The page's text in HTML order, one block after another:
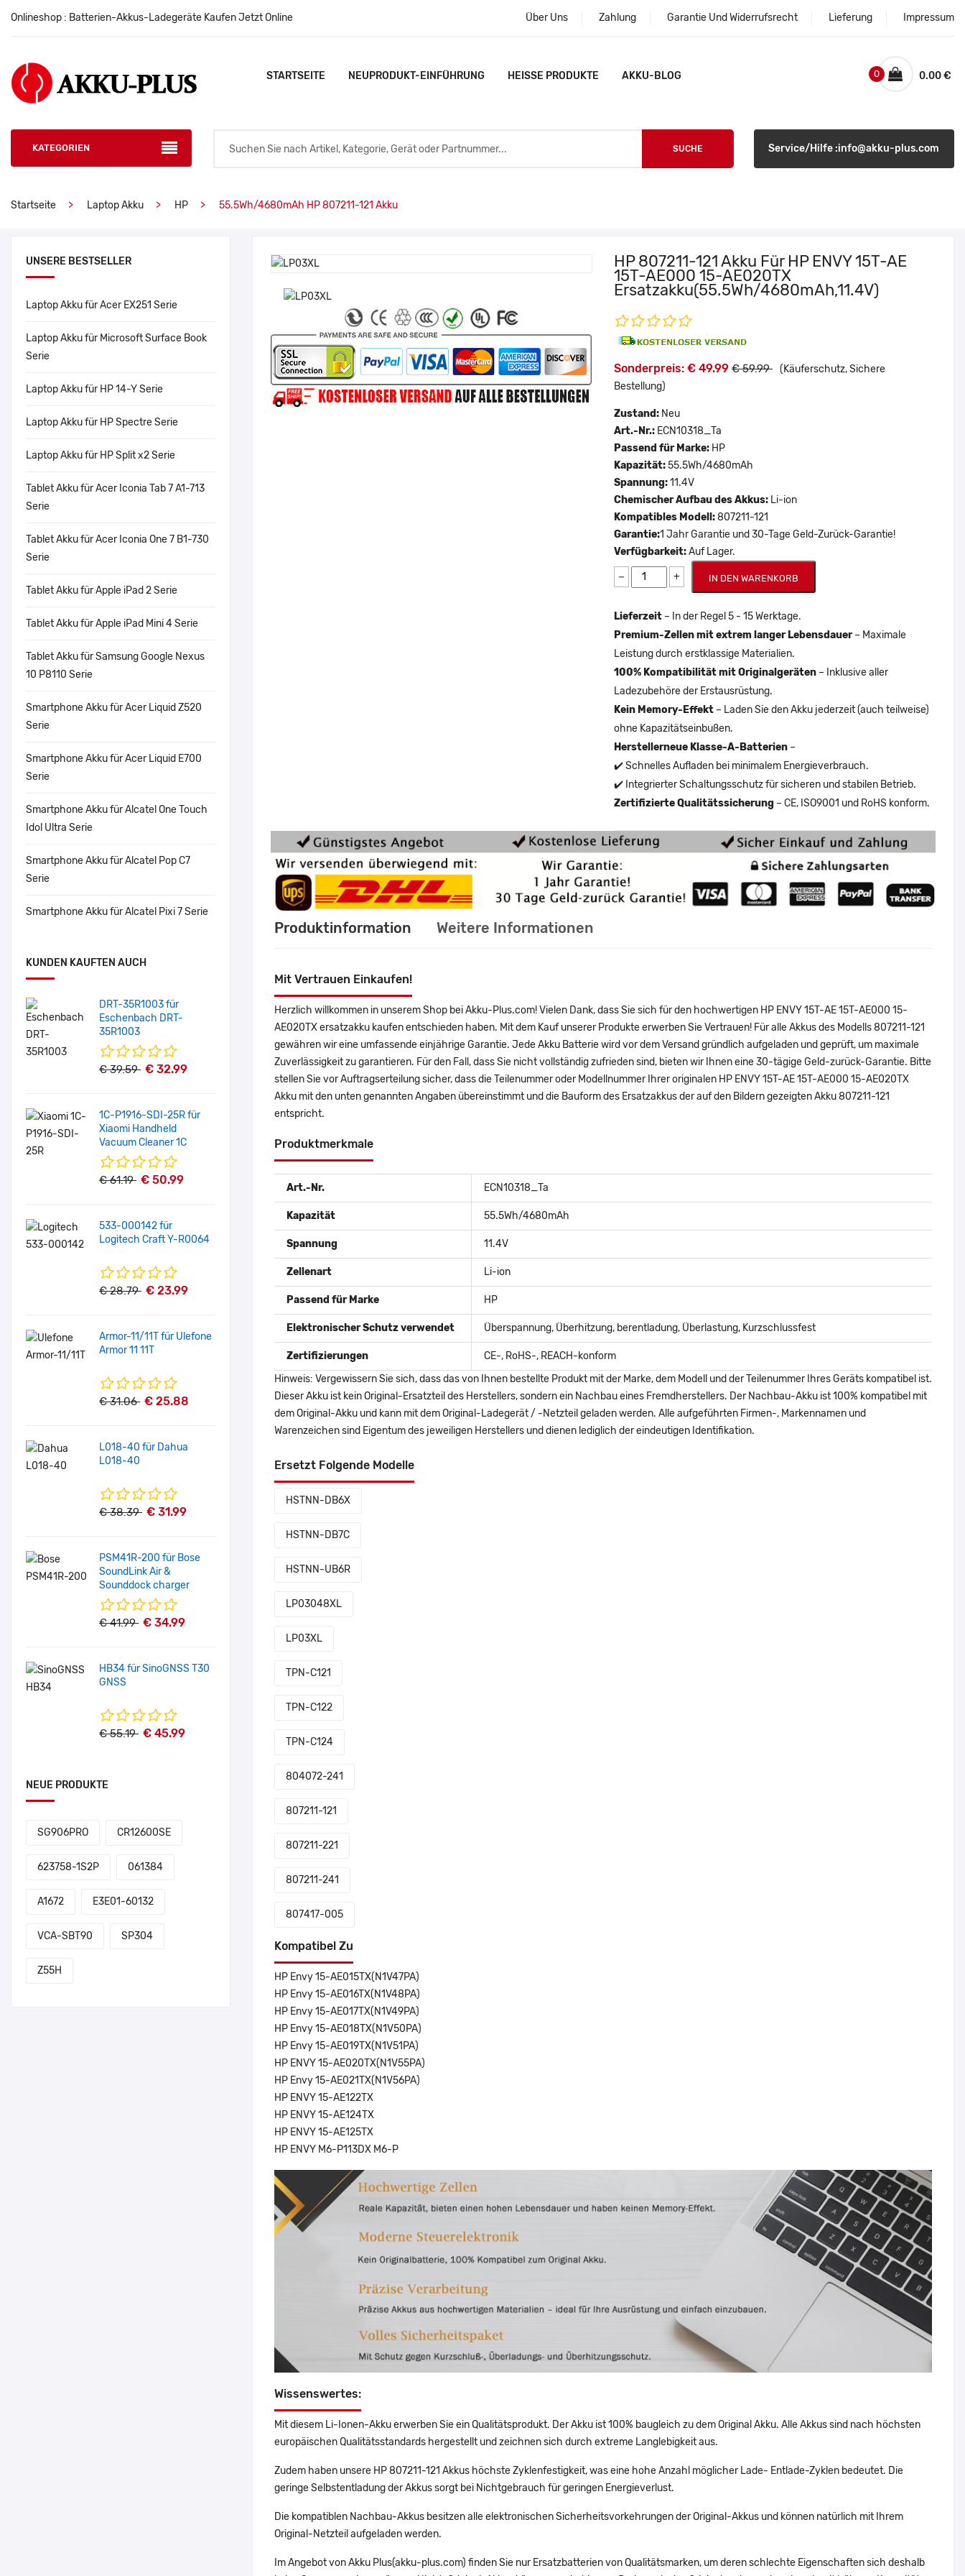
Onlineshop : Batterien-Akkus-Ladegeräte Kaufen Jetzt Online Über Uns Zahlung Garantie Und Widerrufsrecht Lieferung Impressum
STARTSEITE NEUPRODUKT-EINFÜHRUNG HEISSE PRODUKTE AKKU-BLOG 0.00 €
0
KATEGORIEN SUCHE Service/Hilfe :info@akku-plus.com
Startseite Laptop Akku HP 55.5Wh/4680mAh HP 807211-121 Akku
UNSERE BESTSELLER
Laptop Akku für Acer EX251 Serie
Laptop Akku für Microsoft Surface Book
Serie
Laptop Akku für HP 14-Y Serie
Laptop Akku für HP Spectre Serie
Laptop Akku für HP Split x2 Serie
Tablet Akku für Acer Iconia Tab 7 A1-713
Serie
Tablet Akku für Acer Iconia One 7 B1-730
Serie
Tablet Akku für Apple iPad 2 Serie
Tablet Akku für Apple iPad Mini 4 Serie
Tablet Akku für Samsung Google Nexus
10 P8110 Serie
Smartphone Akku für Acer Liquid Z520
Serie
Smartphone Akku für Acer Liquid E700
Serie
Smartphone Akku für Alcatel One Touch
Idol Ultra Serie
Smartphone Akku für Alcatel Pop C7
Serie
Smartphone Akku für Alcatel Pixi 7 Serie
KUNDEN KAUFTEN AUCH
DRT-35R1003 für
Eschenbach DRT-
35R1003
€ 39.59 € 32.99
1C-P1916-SDI-25R für
Xiaomi Handheld
Vacuum Cleaner 1C
€ 61.19 € 50.99
533-000142 für
Logitech Craft Y-R0064
€ 28.79 € 23.99
Armor-11/11T für Ulefone
Armor 11 11T
€ 31.06 € 25.88
L018-40 für Dahua
L018-40
€ 38.39 € 31.99
PSM41R-200 für Bose
SoundLink Air &
Sounddock charger
€ 41.99 € 34.99
HB34 für SinoGNSS T30
GNSS
€ 55.19 € 45.99
NEUE PRODUKTE
SG906PRO CR12600SE
623758-1S2P 061384
A1672 E3E01-60132
VCA-SBT90 SP304
Z55H
HP 807211-121 Akku Für HP ENVY 15T-AE
15T-AE000 15-AE020TX
Ersatzakku(55.5Wh/4680mAh,11.4V)
Sonderpreis: € 49.99 € 59.99 (Käuferschutz, Sichere
Bestellung)
Zustand: Neu
Art.-Nr.: ECN10318_Ta
Passend für Marke: HP
Kapazität:55.5Wh/4680mAh
Spannung:11.4V
Chemischer Aufbau des Akkus: Li-ion
Kompatibles Modell:807211-121
Garantie:1 Jahr Garantie und 30-Tage Geld-Zurück-Garantie!
Verfügbarkeit:Auf Lager.
− + IN DEN WARENKORB
Lieferzeit – In der Regel 5 - 15 Werktage.
Premium-Zellen mit extrem langer Lebensdauer– Maximale
Leistung durch erstklassige Materialien.
100% Kompatibilität mit Originalgeräten – Inklusive aller
Ladezubehöre der Erstausrüstung.
Kein Memory-Effekt – Laden Sie den Akku jederzeit (auch teilweise)
ohne Kapazitätseinbußen.
Herstellerneue Klasse-A-Batterien –
✔️ Schnelles Aufladen bei minimalem Energieverbrauch.
✔️ Integrierter Schaltungsschutz für sicheren und stabilen Betrieb.
Zertifizierte Qualitätssicherung – CE, ISO9001 und RoHS konform.
Produktinformation Weitere Informationen
Mit Vertrauen Einkaufen!
Herzlich willkommen in unserem Shop bei Akku-Plus.com! Vielen Dank, dass Sie sich für den hochwertigen HP ENVY 15T-AE 15T-AE000 15-
AE020TX ersatzakku kaufen entschieden haben. Mit dem Kauf unserer Produkte erwerben Sie Vertrauen! Für alle Akkus des Modells 807211-121
gewähren wir eine umfassende einjährige Garantie. Jede Akku Batterie wird vor dem Versand gründlich aufgeladen und geprüft, um maximale
Zuverlässigkeit zu garantieren. Für den Fall, dass Sie nicht vollständig zufrieden sind, bieten wir Ihnen eine 30-tägige Geld-zurück-Garantie. Bitte
stellen Sie vor Auftragserteilung sicher, dass die Teilenummer oder Modellnummer Ihrer originalen HP ENVY 15T-AE 15T-AE000 15-AE020TX
Akku mit den unten genannten Angaben übereinstimmt und die Bauform des Ersatzakkus der auf den Bildern gezeigten Akku 807211-121
entspricht.
Produktmerkmale
Art.-Nr. ECN10318_Ta
Kapazität 55.5Wh/4680mAh
Spannung 11.4V
Zellenart Li-ion
Passend für Marke HP
Elektronischer Schutz verwendet Überspannung, Überhitzung, berentladung, Überlastung, Kurzschlussfest
Zertifizierungen
CE-, RoHS-, REACH-konform
Hinweis: Vergewissern Sie sich, dass das von Ihnen bestellte Produkt mit der Marke, dem Modell und der Teilenummer Ihres Geräts kompatibel ist.
Dieser Akku ist kein Original-Ersatzteil des Herstellers, sondern ein Nachbau eines Fremdherstellers. Der Nachbau-Akku ist 100% kompatibel mit
dem Original-Akku und kann mit dem Original-Ladegerät / -Netzteil geladen werden. Alle aufgeführten Firmen-, Markennamen und
Warenzeichen sind Eigentum des jeweiligen Herstellers und dienen lediglich der eindeutigen Identifikation.
Ersetzt Folgende Modelle
HSTNN-DB6X
HSTNN-DB7C
HSTNN-UB6R
LP03048XL
LP03XL
TPN-C121
TPN-C122
TPN-C124
804072-241
807211-121
807211-221
807211-241
807417-005
Kompatibel Zu
HP Envy 15-AE015TX(N1V47PA)
HP Envy 15-AE016TX(N1V48PA)
HP Envy 15-AE017TX(N1V49PA)
HP Envy 15-AE018TX(N1V50PA)
HP Envy 15-AE019TX(N1V51PA)
HP ENVY 15-AE020TX(N1V55PA)
HP Envy 15-AE021TX(N1V56PA)
HP ENVY 15-AE122TX
HP ENVY 15-AE124TX
HP ENVY 15-AE125TX
HP ENVY M6-P113DX M6-P
Wissenswertes:
Mit diesem Li-Ionen-Akku erwerben Sie ein Qualitätsprodukt. Der Akku ist 100% baugleich zu dem Original Akku. Alle Akkus sind nach höchsten
europäischen Qualitätsstandards hergestellt und zeichnen sich durch extreme Langlebigkeit aus.
Zudem haben unsere HP 807211-121 Akkus höchste Zyklenfestigkeit, was eine hohe Anzahl möglicher Lade- Entlade-Zyklen bedeutet. Die
geringe Selbstentladung der Akkus sorgt bei Nichtgebrauch für geringen Energieverlust.
Die kompatiblen Nachbau-Akkus besitzen alle elektronischen Sicherheitsvorkehrungen der Original-Akkus und können natürlich mit Ihrem
Original-Netzteil aufgeladen werden.
Im Angebot von Akku Plus(akku-plus.com) finden Sie nur Ersatzbatterien von Qualitätsmarken, um deren schlechte Eigenschaften sich deshalb